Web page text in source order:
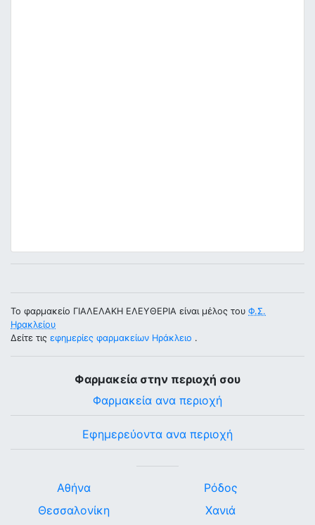
Το φαρμακείο ΓΙΑΛΕΛΑΚΗ ΕΛΕΥΘΕΡΙΑ είναι μέλος του Φ.Σ.
Ηρακλείου
Δείτε τις εφημερίες φαρμακείων Ηράκλειο .
Φαρμακεία στην περιοχή σου
Φαρμακεία ανα περιοχή
Εφημερεύοντα ανα περιοχή
Αθήνα
Θεσσαλονίκη
Ρόδος
Χανιά